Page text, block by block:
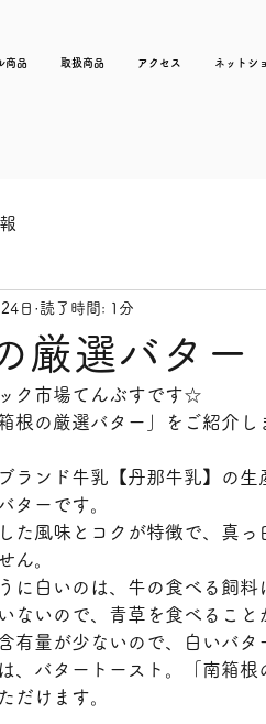
商品 取扱商品 アクセス ネットシ
厳選バター
日 読了時間: 1分
ク市場てんぶすです☆
根の厳選バター」をご紹介し
ランド牛乳【丹那牛乳】の
ターです。
た風味とコクが特徴で、真
ん。
に白いのは、牛の食べる飼料
ないので、青草を食べること
有量が少ないので、白いバタ
、バタートースト。「南箱
だけます。